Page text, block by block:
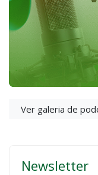
Ver galeria de
Newsletter